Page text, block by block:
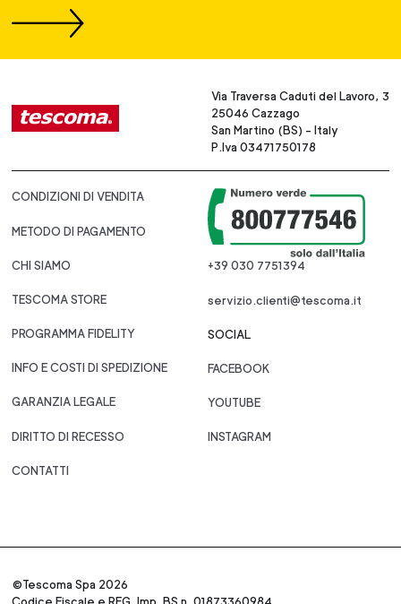
Via Traversa Caduti del Lavoro, 3
25046 Cazzago
San Martino (BS) - Italy
P.Iva 03471750178
CONDIZIONI DI VENDITA
METODO DI PAGAMENTO
CHI SIAMO
TESCOMA STORE
PROGRAMMA FIDELITY
INFO E COSTI DI SPEDIZIONE
GARANZIA LEGALE
DIRITTO DI RECESSO
CONTATTI
+39 030 7751394
servizio.clienti@tescoma.it
SOCIAL
FACEBOOK
YOUTUBE
INSTAGRAM
©Tescoma Spa 2026